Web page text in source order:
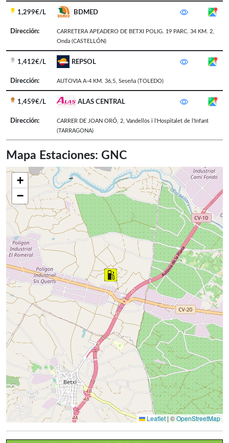
1,299€/L BDMED
Dirección: CARRETERA APEADERO DE BETXI POLIG. 19 PARC. 34 KM. 2
Onda (CASTELLÓN)
1,412€/L REPSOL
Dirección: AUTOVIA A-4 KM. 36,5 Seseña (TOLEDO)
1,459€/L ALAS CENTRAL
Dirección: CARRER DE JOAN ORÓ, 2 Vandellòs i l'Hospitalet de l'Infant
(TARRAGONA)
Mapa Estaciones: GNC
+
−
Leaflet | ©OpenStreetMap